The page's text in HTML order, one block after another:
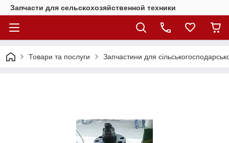
Запчасти для сельскохозяйственной техники
Товари та послуги Запчастини для